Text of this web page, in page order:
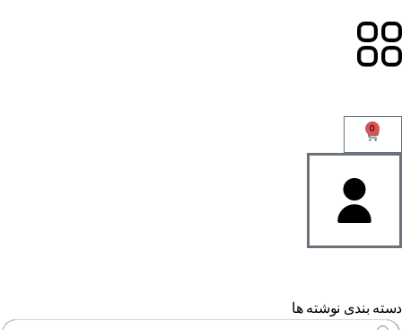
0
بندی نوشته ها